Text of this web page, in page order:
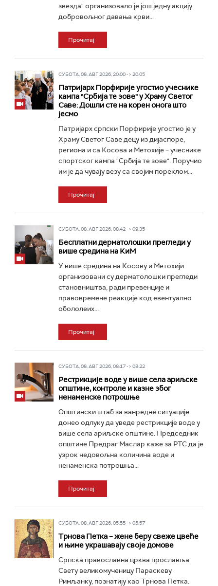
звезда" организовало је још једну акцију
добровољног давања крви...
Прочитај
СУБОТА, 08. АВГ 2026, 20:00 -> 20:05
Патријарх Порфирије угостио учеснике
кампа "Србија те зове" у Храму Светог
Саве: Дошли сте на корен онога што
јесмо
Патријарх српски Порфирије угостио је у
Храму Светог Саве децу из дијаспоре,
региона и са Косова и Метохије – учеснике
спортског кампа "Србија те зове". Поручио
им је да чувају везу са својим пореклом...
Прочитај
СУБОТА, 08. АВГ 2026, 08:42 -> 09:35
Бесплатни дерматолошки прегледи у
више средина на КиМ
У више средина на Косову и Метохији
организовани су дерматолошки прегледи
становништва, ради превенције и
правовремене реакције код евентуално
обололеих...
Прочитај
СУБОТА, 08. АВГ 2026, 08:17 -> 08:22
Рестрикције воде у више села ариљске
општине, контроле и казне због
ненаменске потрошње
Општински штаб за ванредне ситуације
донео одлуку да уведе рестрикције воде у
више села ариљске општине. Председник
општине Предраг Маслар каже за РТС да је
узрок недовољна количина воде и
ненаменска потрошња...
Прочитај
СУБОТА, 08. АВГ 2026, 05:55 -> 05:57
Трнова Петка – жене беру свеже цвеће
и њиме украшавају своје домове
Српска православна црква прославља
Свету великомученицу Параскеву
Римљанку, познатију као Трнова Петка.